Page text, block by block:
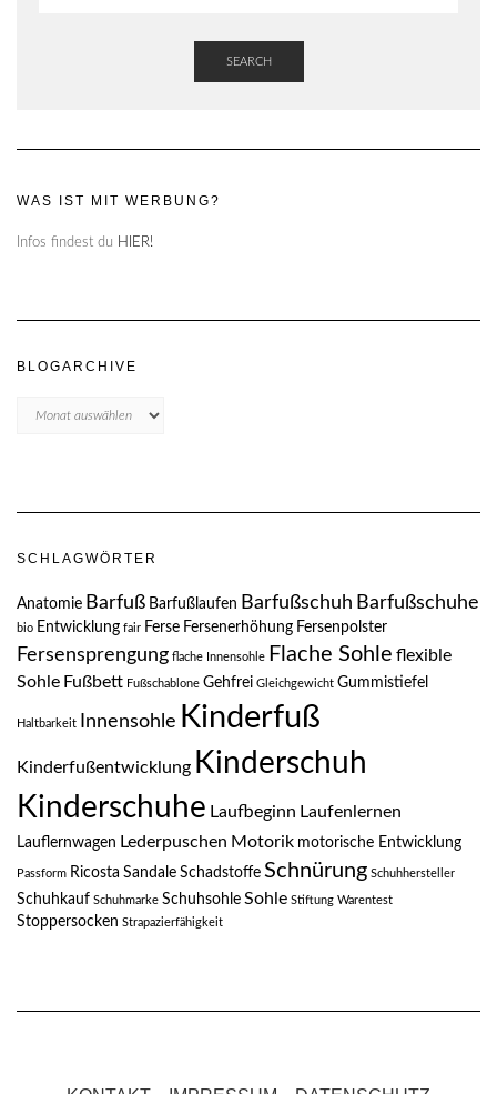
SEARCH
WAS IST MIT WERBUNG?
Infos findest du HIER!
BLOGARCHIVE
SCHLAGWÖRTER
Anatomie Barfuß Barfußlaufen Barfußschuh Barfußschuhe
bio Entwicklung fair Ferse Fersenerhöhung Fersenpolster
Fersensprengung flache Innensohle Flache Sohle flexible
Sohle Fußbett Fußschablone Gehfrei Gleichgewicht Gummistiefel
Haltbarkeit Innensohle Kinderfuß
Kinderfußentwicklung Kinderschuh
Kinderschuhe Laufbeginn Laufenlernen
Lauflernwagen Lederpuschen Motorik motorische Entwicklung
Passform Ricosta Sandale Schadstoffe Schnürung Schuhhersteller
Schuhkauf Schuhmarke Schuhsohle Sohle Stiftung Warentest
Stoppersocken Strapazierfähigkeit